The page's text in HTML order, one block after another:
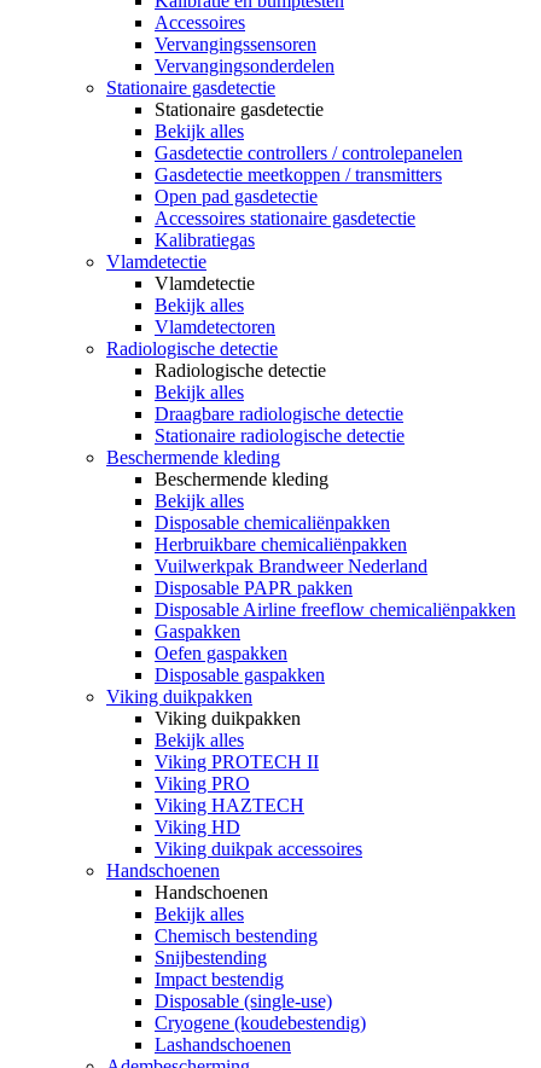
Accessoires
Vervangingssensoren
Vervangingsonderdelen
Stationaire gasdetectie
Stationaire gasdetectie
Bekijk alles
Gasdetectie controllers / controlepanelen
Gasdetectie meetkoppen / transmitters
Open pad gasdetectie
Accessoires stationaire gasdetectie
Kalibratiegas
Vlamdetectie
Vlamdetectie
Bekijk alles
Vlamdetectoren
Radiologische detectie
Radiologische detectie
Bekijk alles
Draagbare radiologische detectie
Stationaire radiologische detectie
Beschermende kleding
Beschermende kleding
Bekijk alles
Disposable chemicaliënpakken
Herbruikbare chemicaliënpakken
Vuilwerkpak Brandweer Nederland
Disposable PAPR pakken
Disposable Airline freeflow chemicaliënpakken
Gaspakken
Oefen gaspakken
Disposable gaspakken
Viking duikpakken
Viking duikpakken
Bekijk alles
Viking PROTECH II
Viking PRO
Viking HAZTECH
Viking HD
Viking duikpak accessoires
Handschoenen
Handschoenen
Bekijk alles
Chemisch bestending
Snijbestending
Impact bestendig
Disposable (single-use)
Cryogene (koudebestendig)
Lashandschoenen